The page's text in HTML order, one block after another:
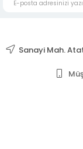
Sanayi Mah.